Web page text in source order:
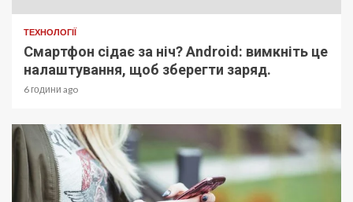
ТЕХНОЛОГІЇ
Смартфон сідає за ніч? Android: вимкніть це
налаштування, щоб зберегти заряд.
6 години ago